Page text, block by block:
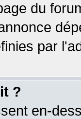
du
par
?
en-